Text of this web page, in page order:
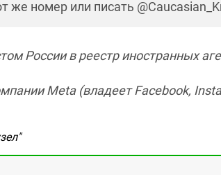
же номер или писать
России в реестр иностранных
Meta (владеет Facebook,